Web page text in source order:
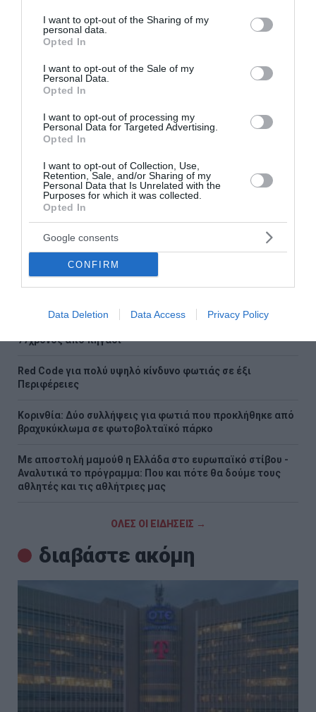
not limited to your visit or usage behaviour. You may click to
grant or deny consent to Google and its third-party tags to
use your data for below specified purposes in below Google
consent section.
I want to opt-out of the Sharing of my
personal data.
Opted In
I want to opt-out of the Sale of my
Personal Data.
Opted In
I want to opt-out of processing my
Personal Data for Targeted Advertising.
Opted In
I want to opt-out of Collection, Use,
Retention, Sale, and/or Sharing of my
Personal Data that Is Unrelated with the
Purposes for which it was collected.
Opted In
Google consents
CONFIRM
Data Deletion Data Access Privacy Policy
Ροή ειδήσεων
Ποιο λάθος κάνουμε όταν κόβουμε το καρπούζι
Θρίλερ στον Λυκαβηττό: Εξετάζεται η διαδρομή της
57χρονης από την Κυψέλη
Ρέθυμνο: Άγριος ξυλοδαρμός 51χρονου Βρετανού – Πέντε
συλλήψεις
Συρία: Πώς ένα ξεχασμένο σημειωματάριο οδήγησε στα
ίχνη αρχικατασκόπου του Άσαντ
Λόττο: Τα αποτελέσματα της κλήρωσης του Σαββάτου
77χρονος από πηγάδι
Red Code για πολύ υψηλό κίνδυνο φωτιάς σε έξι
Περιφέρειες
Κορινθία: Δύο συλλήψεις για φωτιά που προκλήθηκε από
βραχυκύκλωμα σε φωτοβολταϊκό πάρκο
Με αποστολή μαμούθ η Ελλάδα στο ευρωπαϊκό στίβου -
Αναλυτικά το πρόγραμμα: Που και πότε θα δούμε τους
αθλητές και τις αθλήτριες μας
ΟΛΕΣ ΟΙ ΕΙΔΗΣΕΙΣ →
διαβάστε ακόμη